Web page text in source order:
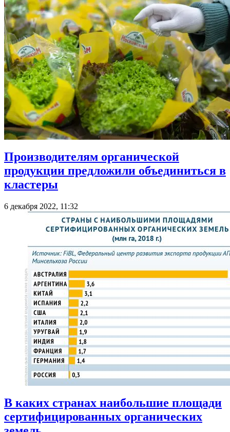
Производителям органической
продукции предложили объединиться в
кластеры
6 декабря 2022, 11:32
В каких странах наибольшие площади
сертифицированных органических